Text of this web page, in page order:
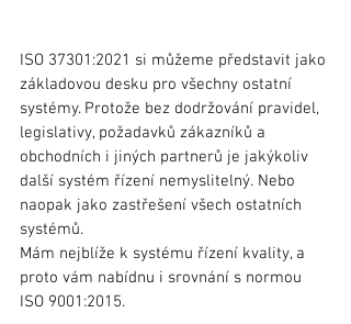
ISO 37301:2021 si můžeme představit jako
základovou desku pro všechny ostatní
systémy. Protože bez dodržování pravidel,
legislativy, požadavků zákazníků a
obchodních i jiných partnerů je jakýkoliv
další systém řízení nemyslitelný. Nebo
naopak jako zastřešení všech ostatních
systémů.
Mám nejblíže k systému řízení kvality, a
proto vám nabídnu i srovnání s normou
ISO 9001:2015.